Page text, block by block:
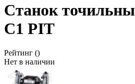
Станок
C1 PIT
Рейтинг ()
Нет в наличии